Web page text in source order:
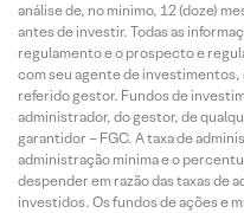
análise de, no mínimo, 12 (doze)
antes de investir. Todas as
regulamento e o prospecto e
com seu agente de
referido gestor. Fundos de
administrador, do gestor, de
garantidor – FGC. A taxa de
administração mínima e o
despender em razão das taxas de
investidos. Os fundos de ações e